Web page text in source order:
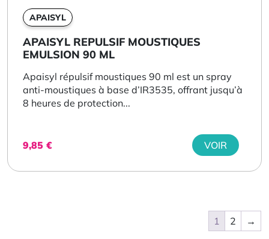
APAISYL
APAISYL REPULSIF MOUSTIQUES
EMULSION 90 ML
Apaisyl répulsif moustiques 90 ml est un spray
anti-moustiques à base d’IR3535, offrant jusqu’à
8 heures de protection...
9,85 € VOIR
1 2 →